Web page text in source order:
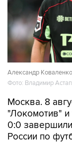
Александр
Фото: Владимир
Москва. 8
"Локомотив" и
0:0 завершили
России по